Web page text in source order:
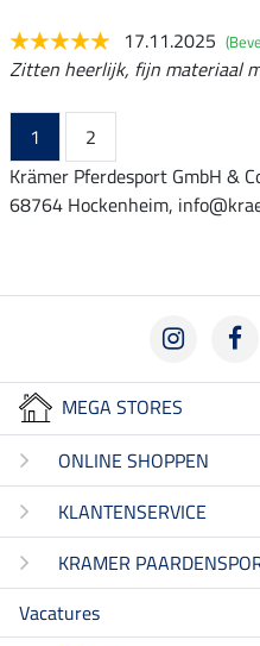
17.11.2025
Zitten heerlijk, fijn materiaal
1
2
Krämer Pferdesport GmbH &
68764 Hockenheim,
MEGA STORES
ONLINE SHOPPEN
KLANTENSERVICE
KRAMER
Vacatures